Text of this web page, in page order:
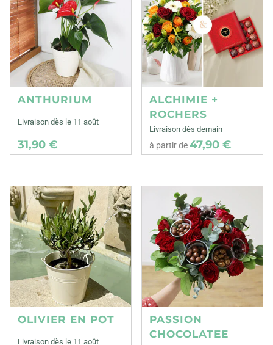
ANTHURIUM
Livraison dès le 11 août
31,90 €
ALCHIMIE +
ROCHERS
Livraison dès demain
à partir de47,90 €
OLIVIER EN POT
Livraison dès le 11 août
PASSION
CHOCOLATEE